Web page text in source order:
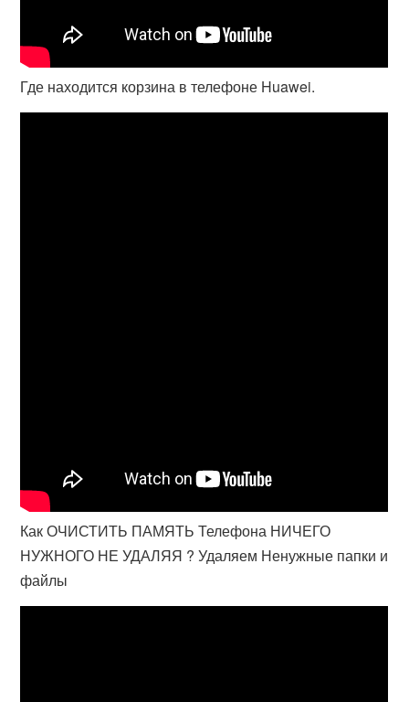
Где находится корзина в телефоне Huawei.
Как ОЧИСТИТЬ ПАМЯТЬ Телефона НИЧЕГО
НУЖНОГО НЕ УДАЛЯЯ ? Удаляем Ненужные папки и
файлы